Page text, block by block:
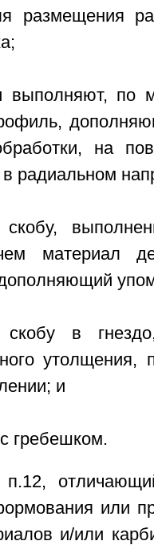
размещения
выполняют, по
на
в радиальном
скобу,
материал
скобу в
и
гребешком.
или
и/или